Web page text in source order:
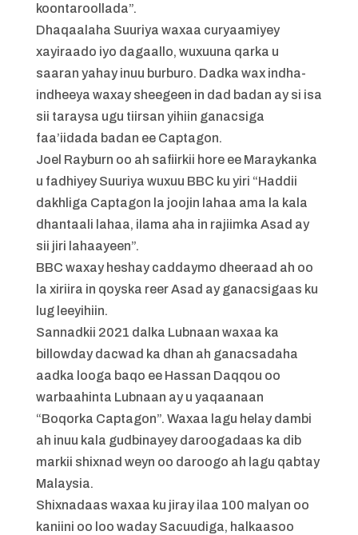
koontaroollada”.
Dhaqaalaha Suuriya waxaa curyaamiyey
xayiraado iyo dagaallo, wuxuuna qarka u
saaran yahay inuu burburo. Dadka wax indha-
indheeya waxay sheegeen in dad badan ay si isa
sii taraysa ugu tiirsan yihiin ganacsiga
faa’iidada badan ee Captagon.
Joel Rayburn oo ah safiirkii hore ee Maraykanka
u fadhiyey Suuriya wuxuu BBC ku yiri “Haddii
dakhliga Captagon la joojin lahaa ama la kala
dhantaali lahaa, ilama aha in rajiimka Asad ay
sii jiri lahaayeen”.
BBC waxay heshay caddaymo dheeraad ah oo
la xiriira in qoyska reer Asad ay ganacsigaas ku
lug leeyihiin.
Sannadkii 2021 dalka Lubnaan waxaa ka
billowday dacwad ka dhan ah ganacsadaha
aadka looga baqo ee Hassan Daqqou oo
warbaahinta Lubnaan ay u yaqaanaan
“Boqorka Captagon”. Waxaa lagu helay dambi
ah inuu kala gudbinayey daroogadaas ka dib
markii shixnad weyn oo daroogo ah lagu qabtay
Malaysia.
Shixnadaas waxaa ku jiray ilaa 100 malyan oo
kaniini oo loo waday Sacuudiga, halkaasoo